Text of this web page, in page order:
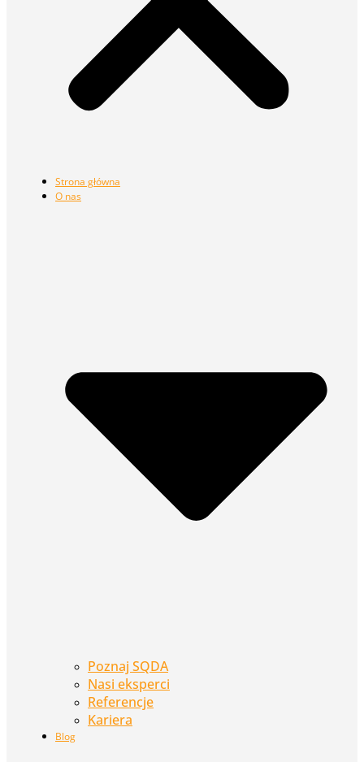
Strona główna
O nas
Poznaj SQDA
Nasi eksperci
Referencje
Kariera
Blog